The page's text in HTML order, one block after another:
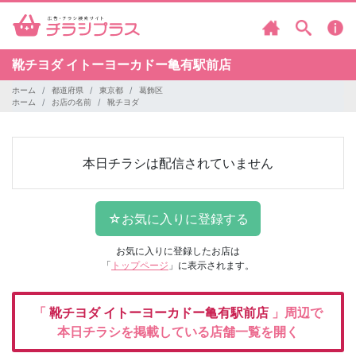
靴チヨダ イトーヨーカドー亀有駅前店
ホーム 都道府県 東京都
葛飾区
ホーム
お店の名前 靴チヨダ
本日チラシは配信されていません
お気に入りに登録したお店は
「 トップページ 」に表示されます。
「 靴チヨダ イトーヨーカドー亀有駅前店 」周辺で
本日チラシを掲載している店舗一覧を開く